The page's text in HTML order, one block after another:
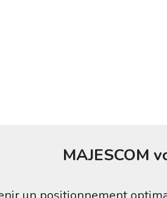
MAJESCOM